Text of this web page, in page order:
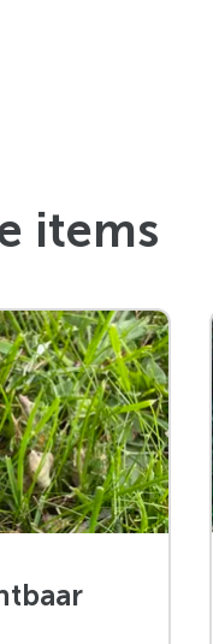
items